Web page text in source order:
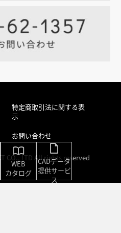
import_contacts
WEB
カタログ
draft
CADデータ
提供サービ
ス
特定商取引法に関する表
示
お問い合わせ
CO., LTD All rights reserved